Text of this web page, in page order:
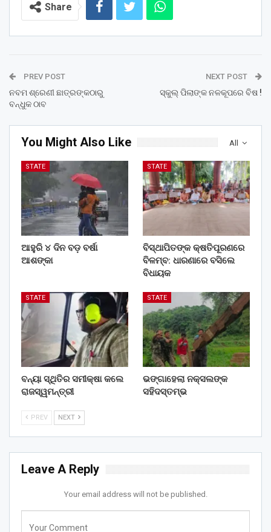
Share
PREV POST
ନବମ ଶ୍ରେଣୀ ଛାତ୍ରଙ୍କଠାରୁ
ବନ୍ଧୁକ ଠାବ
NEXT POST
ସ୍କୁଲ୍‌ ପିଲାଙ୍କ ନଳକୂପରେ ବିଷ !
All
You Might Also Like
STATE
ଆହୁରି ୪ ଦିନ ବଡ଼ ବର୍ଷା
ଆଶଙ୍କା
STATE
ବିସ୍ଥାପିତଙ୍କ କ୍ଷତିପୂରଣରେ
ବିଳମ୍ବ: ଧାରଣାରେ ବସିଲେ
ବିଧାୟକ
STATE
ବନ୍ୟା ସ୍ଥିତିର ସମୀକ୍ଷା କଲେ
ରାଜସ୍ୱମନ୍ତ୍ରୀ
STATE
ଭଙ୍ଗାହେଲା ନକ୍ସଲଙ୍କ
ସହିଦସ୍ତମ୍ଭ
PREV NEXT
Leave A Reply
Your email address will not be published.